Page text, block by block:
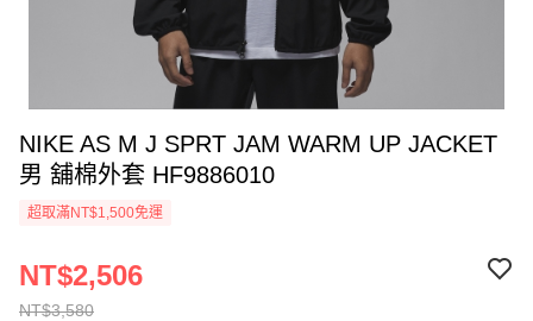
NIKE AS M J SPRT JAM WARM UP JACKET
男 舖棉外套 HF9886010
超取滿NT$1,500免運
NT$3,580
NT$2,506